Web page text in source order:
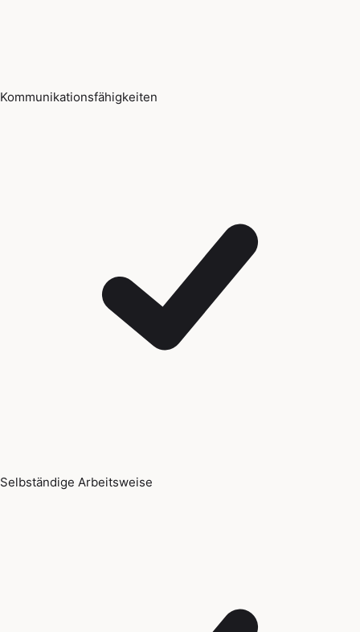
Kommunikationsfähigkeiten
Selbständige Arbeitsweise